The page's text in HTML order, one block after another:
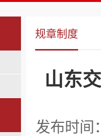
规章制度
山东
发布时间